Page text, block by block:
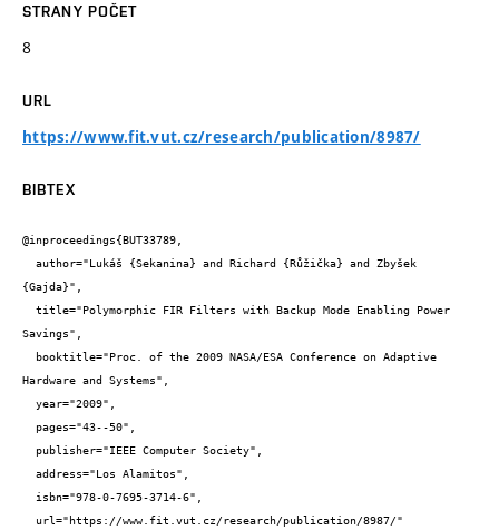
STRANY POČET
8
URL
https://www.fit.vut.cz/research/publication/8987/
BIBTEX
@inproceedings{BUT33789,
{Gajda}",
Savings",
Hardware and Systems",